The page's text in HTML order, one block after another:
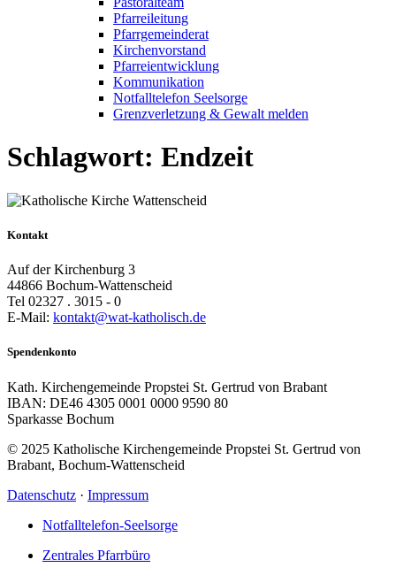
Pfarreileitung
Pfarrgemeinderat
Kirchenvorstand
Pfarreientwicklung
Kommunikation
Notfalltelefon Seelsorge
Grenzverletzung & Gewalt melden
Schlagwort: Endzeit
Kontakt
Auf der Kirchenburg 3
44866 Bochum-Wattenscheid
Tel 02327 . 3015 - 0
E-Mail: kontakt@wat-katholisch.de
Spendenkonto
Kath. Kirchengemeinde Propstei St. Gertrud von Brabant
IBAN: DE46 4305 0001 0000 9590 80
Sparkasse Bochum
© 2025 Katholische Kirchengemeinde Propstei St. Gertrud von
Brabant, Bochum-Wattenscheid
Datenschutz · Impressum
Notfalltelefon-Seelsorge
Zentrales Pfarrbüro